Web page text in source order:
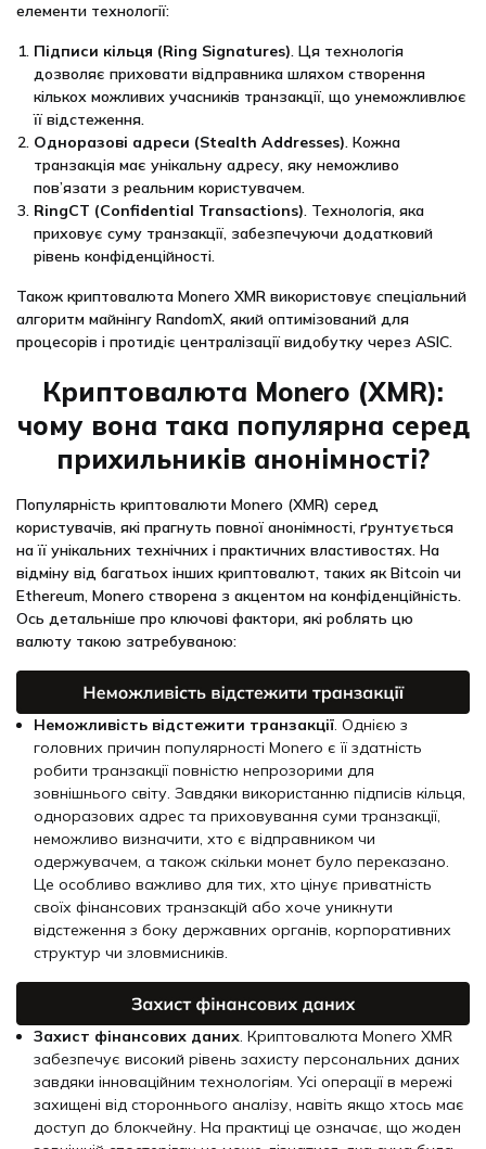
елементи технології:
Підписи кільця (Ring Signatures). Ця технологія
дозволяє приховати відправника шляхом створення
кількох можливих учасників транзакції, що унеможливлює
її відстеження.
Одноразові адреси (Stealth Addresses). Кожна
транзакція має унікальну адресу, яку неможливо
пов’язати з реальним користувачем.
RingCT (Confidential Transactions). Технологія, яка
приховує суму транзакції, забезпечуючи додатковий
рівень конфіденційності.
Також криптовалюта Monero XMR використовує спеціальний
алгоритм майнінгу RandomX, який оптимізований для
процесорів і протидіє централізації видобутку через ASIC.
Криптовалюта Monero (XMR):
чому вона така популярна серед
прихильників анонімності?
Популярність криптовалюти Monero (XMR) серед
користувачів, які прагнуть повної анонімності, ґрунтується
на її унікальних технічних і практичних властивостях. На
відміну від багатьох інших криптовалют, таких як Bitcoin чи
Ethereum, Monero створена з акцентом на конфіденційність.
Ось детальніше про ключові фактори, які роблять цю
валюту такою затребуваною:
Неможливість відстежити транзакції. Однією з
головних причин популярності Monero є її здатність
робити транзакції повністю непрозорими для
зовнішнього світу. Завдяки використанню підписів кільця,
одноразових адрес та приховування суми транзакції,
неможливо визначити, хто є відправником чи
одержувачем, а також скільки монет було переказано.
Це особливо важливо для тих, хто цінує приватність
своїх фінансових транзакцій або хоче уникнути
відстеження з боку державних органів, корпоративних
структур чи зловмисників.
Захист фінансових даних. Криптовалюта Monero XMR
забезпечує високий рівень захисту персональних даних
завдяки інноваційним технологіям. Усі операції в мережі
захищені від стороннього аналізу, навіть якщо хтось має
доступ до блокчейну. На практиці це означає, що жоден